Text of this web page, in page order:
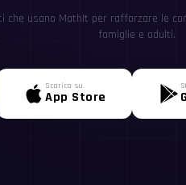
che usano MathIt per rafforzare le
famiglie e adulti.
Scarica su
App Store